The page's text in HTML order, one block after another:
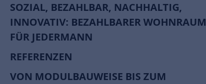
SOZIAL, BEZAHLBAR, NACHHALTIG,
INNOVATIV: BEZAHLBARER WOHNRAUM
FÜR JEDERMANN
REFERENZEN
VON MODULBAUWEISE BIS ZUM